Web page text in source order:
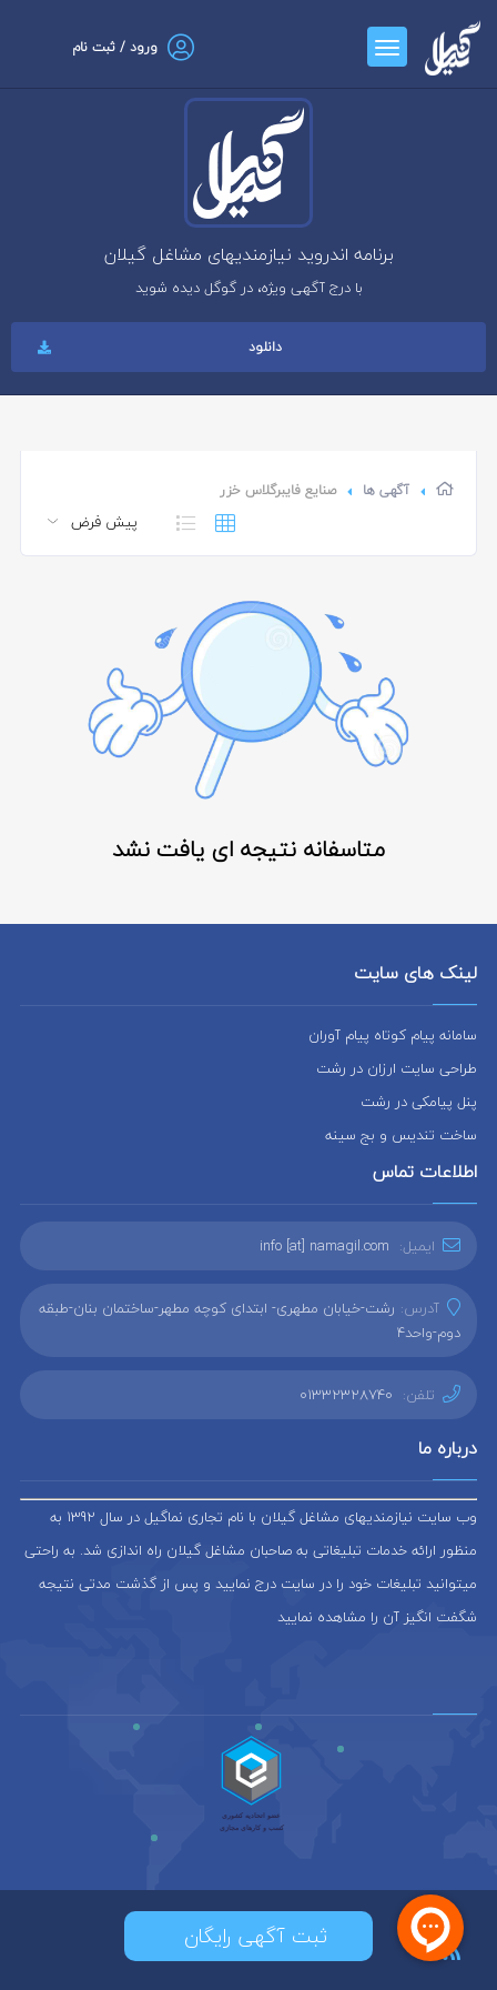
ورود / ثبت نام
برنامه اندروید نیازمندیهای مشاغل گیلان
با درج آگهی ویژه، در گوگل دیده شوید
دانلود
آگهی ها صنایع فایبرگلاس خزر
متاسفانه نتیجه ای یافت نشد
لینک های سایت
سامانه پیام کوتاه پیام آوران
طراحی سایت ارزان در رشت
پنل پیامکی در رشت
ساخت تندیس و بج سینه
اطلاعات تماس
ایمیل: info [at] namagil.com
آدرس: رشت-خیابان مطهری- ابتدای کوچه مطهر-ساختمان بنان-طبقه
دوم-واحد4
تلفن: 01332328740
درباره ما
وب سایت نیازمندیهای مشاغل گیلان با نام تجاری نماگیل در سال 1392 به
منظور ارائه خدمات تبلیغاتی به صاحبان مشاغل گیلان راه اندازی شد. به راحتی
میتوانید تبلیغات خود را در سایت درج نمایید و پس از گذشت مدتی نتیجه
شگفت انگیز آن را مشاهده نمایید
ثبت آگهی رایگان